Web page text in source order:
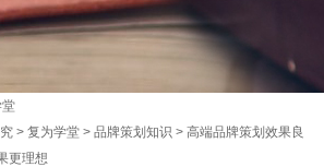
> 复为学堂 > 品牌策划知识 > 高端品牌策划效果良
更理想